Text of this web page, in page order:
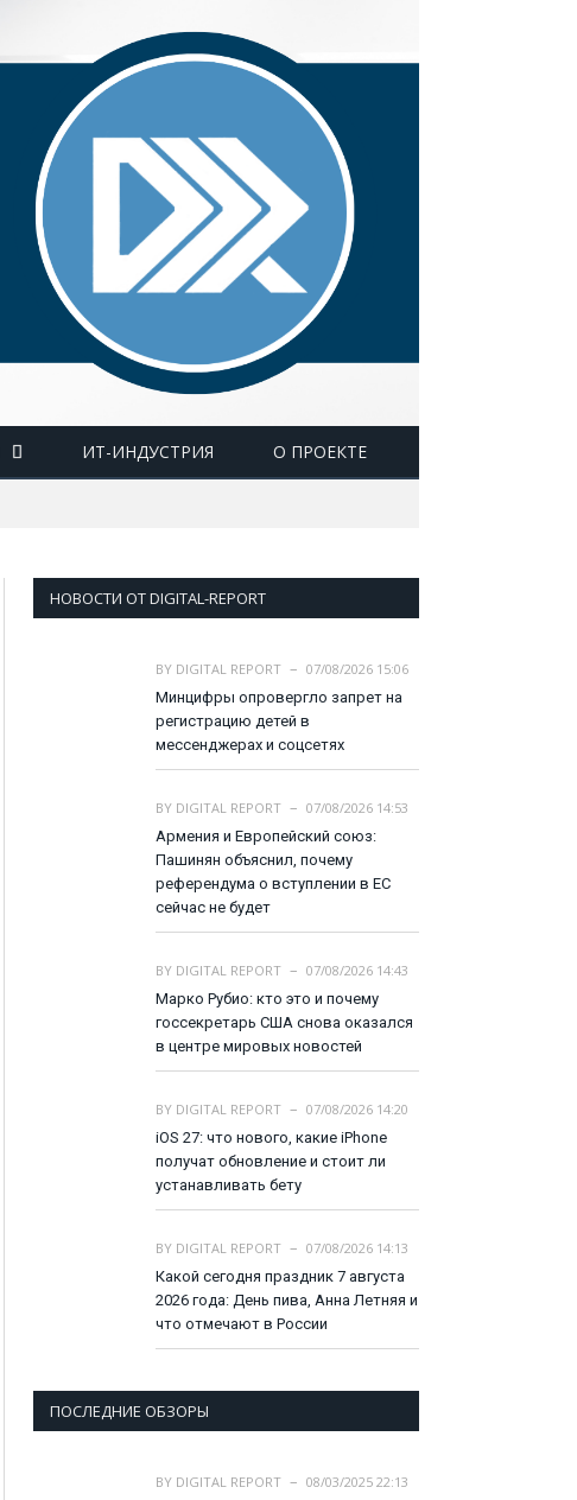
ИТ-ИНДУСТРИЯ О ПРОЕКТЕ
НОВОСТИ ОТ DIGITAL-REPORT
BY DIGITAL REPORT
07/08/2026 15:06
Минцифры опровергло запрет на
регистрацию детей в
мессенджерах и соцсетях
BY DIGITAL REPORT
07/08/2026 14:53
Армения и Европейский союз:
Пашинян объяснил, почему
референдума о вступлении в ЕС
сейчас не будет
BY DIGITAL REPORT
07/08/2026 14:43
Марко Рубио: кто это и почему
госсекретарь США снова оказался
в центре мировых новостей
BY DIGITAL REPORT
07/08/2026 14:20
iOS 27: что нового, какие iPhone
получат обновление и стоит ли
устанавливать бету
BY DIGITAL REPORT
07/08/2026 14:13
Какой сегодня праздник 7 августа
2026 года: День пива, Анна Летняя и
что отмечают в России
ПОСЛЕДНИЕ ОБЗОРЫ
BY DIGITAL REPORT
08/03/2025 22:13